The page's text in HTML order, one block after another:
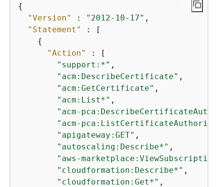
{
"Version"
: "2012-10-17" ,
"Statement"
: [
{
"Action"
: [
"support:*" ,
"acm:DescribeCertificate" ,
"acm:GetCertificate" ,
"acm:List*" ,
"acm-
"acm-
"apigateway:GET" ,
"autoscaling:Describe*" ,
"aws-
"cloudformation:Describe*" ,
"cloudformation:Get*" ,